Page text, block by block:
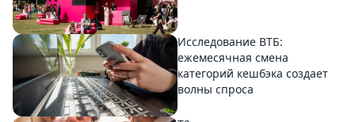
Исследование ВТБ:
ежемесячная смена
категорий кешбэка создает
волны спроса